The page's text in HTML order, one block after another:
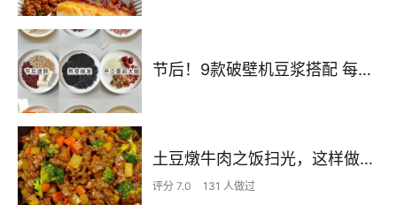
节后！9款破壁机豆浆搭配 每天不重样喝出好状态！
土豆燉牛肉之饭扫光，这样做也太香了吧，还没出锅已是浓香四溢了
评分 7.0 131 人做过